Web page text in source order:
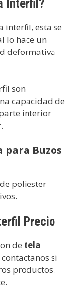
Interfil?
interfil, esta se
lo hace un
deformativa
son
capacidad de
interior
para Buzos
poliester
Precio
de tela
contactanos si
productos.